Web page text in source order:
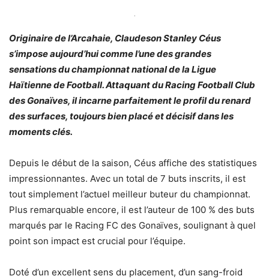
Originaire de l’Arcahaie, Claudeson Stanley Céus
s’impose aujourd’hui comme l’une des grandes
sensations du championnat national de la Ligue
Haïtienne de Football. Attaquant du Racing Football Club
des Gonaïves, il incarne parfaitement le profil du renard
des surfaces, toujours bien placé et décisif dans les
moments clés.
Depuis le début de la saison, Céus affiche des statistiques
impressionnantes. Avec un total de 7 buts inscrits, il est
tout simplement l’actuel meilleur buteur du championnat.
Plus remarquable encore, il est l’auteur de 100 % des buts
marqués par le Racing FC des Gonaïves, soulignant à quel
point son impact est crucial pour l’équipe.
Doté d’un excellent sens du placement, d’un sang-froid